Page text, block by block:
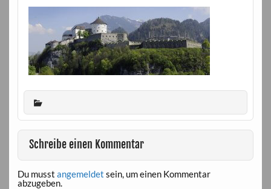
Schreibe einen Kommentar
Du musst angemeldet sein, um einen Kommentar
abzugeben.